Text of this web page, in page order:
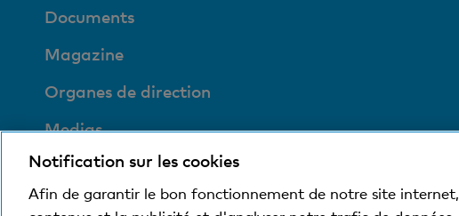
Documents
Magazine
Organes de direction
Medias
Social et compatible
avec l'environnement
Notification sur les cookies
Afin de garantir le bon fonctionnement de notre site internet,